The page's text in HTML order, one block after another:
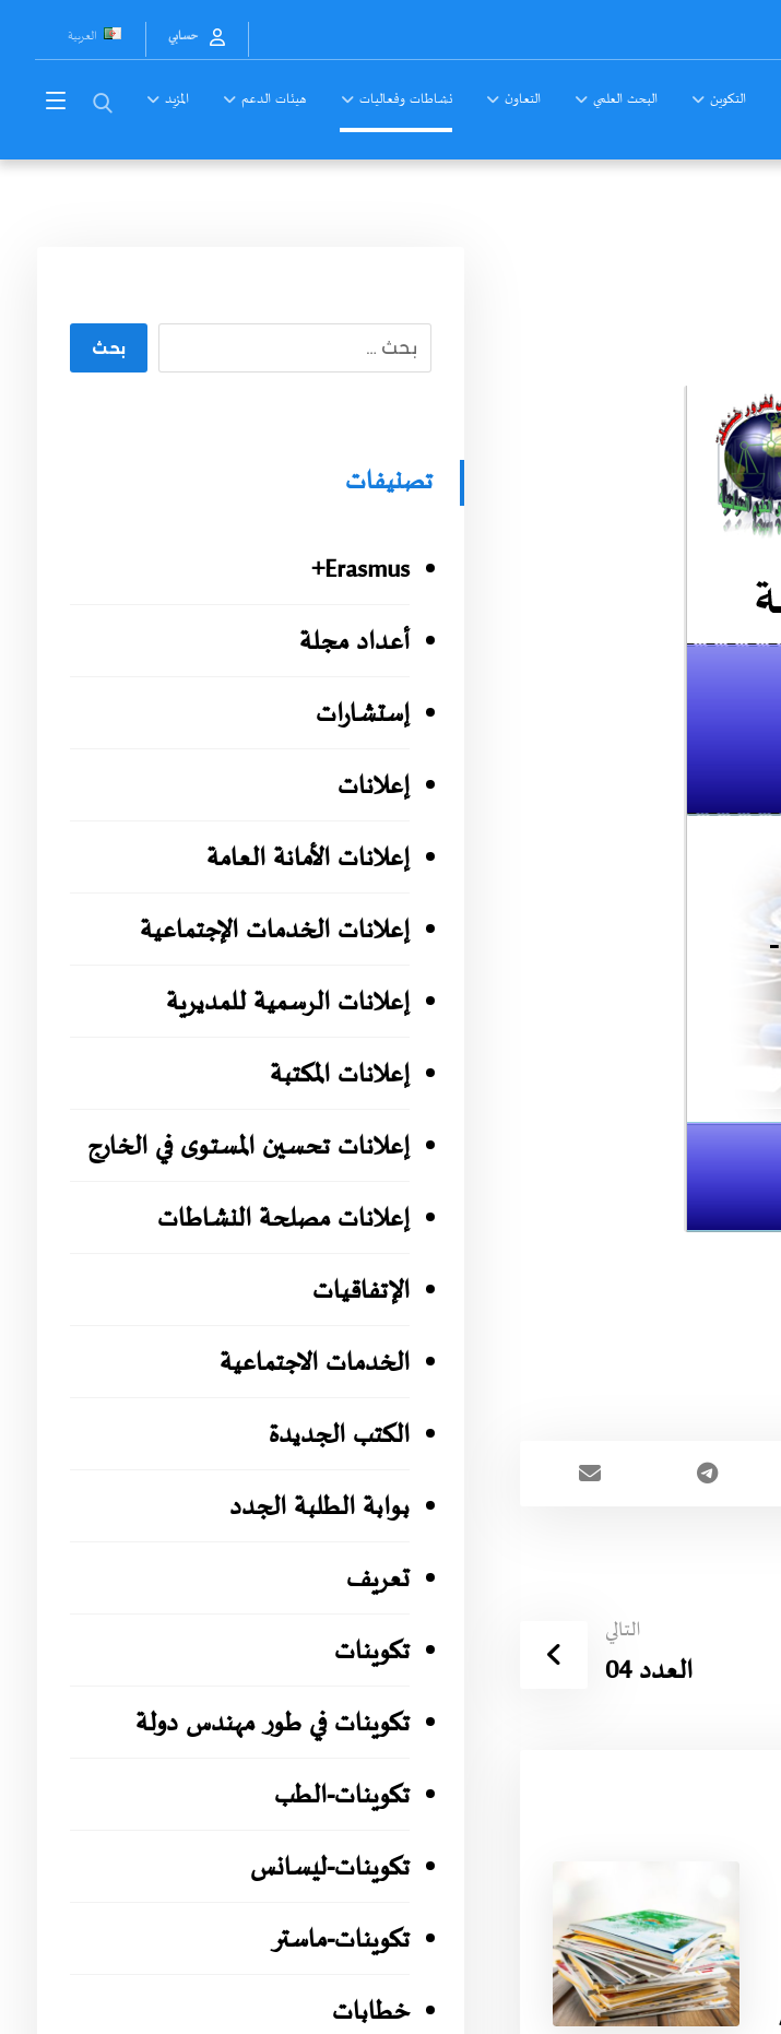
العربية حسابي
التكوين البحث العلمي التعاون نشاطات وفعاليات هيئات الدعم المزيد
التالي
العدد 04
بحث
تصنيفات
Erasmus+
أعداد مجلة
إستشارات
إعلانات
إعلانات الأمانة العامة
إعلانات الخدمات الإجتماعية
إعلانات الرسمية للمديرية
إعلانات المكتبة
إعلانات تحسين المستوى في الخارج
إعلانات مصلحة النشاطات
الإتفاقيات
الخدمات الاجتماعية
الكتب الجديدة
بوابة الطلبة الجدد
تعريف
تكوينات
تكوينات في طور مهندس دولة
تكوينات-الطب
تكوينات-ليسانس
تكوينات-ماستر
خطابات